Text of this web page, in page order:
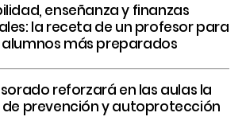
enseñanza y finanzas
la receta de un profesor para
más preparados
reforzará en las aulas la
prevención y autoprotección